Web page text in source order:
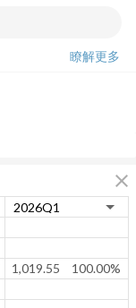
瞭解更多
close
1,019.55
100.00%